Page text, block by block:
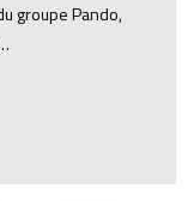
groupe Pando,